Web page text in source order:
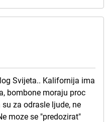
Svijeta.. Kalifornija ima
bombone moraju proc
za odrasle ljude, ne
moze se "predozirat"